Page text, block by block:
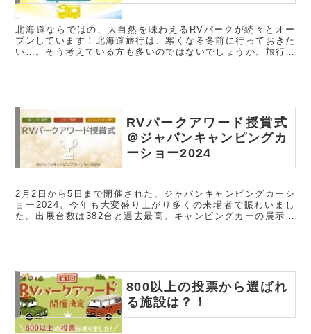
北海道ならではの、大自然を味わえるRVパークが続々とオー
プンしています！北海道旅行は、寒くなる冬前に行っておきた
い…。そう考えている方も多いのではないでしょうか。旅行の
RVパークアワード授賞式
＠ジャパンキャンピングカ
ーショー2024
2月2日から5日まで開催された、ジャパンキャンピングカーシ
ョー2024。今年も大変盛り上がり多くの来場者で賑わいまし
た。出展台数は382台と過去最高。キャンピングカーの展示だ
800以上の投票から選ばれ
る施設は？！